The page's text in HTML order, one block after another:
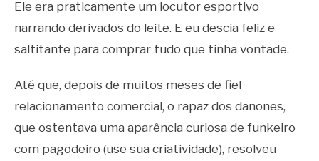
Ele era praticamente um locutor esportivo
narrando derivados do leite. E eu descia feliz e
saltitante para comprar tudo que tinha vontade.
Até que, depois de muitos meses de fiel
relacionamento comercial, o rapaz dos danones,
que ostentava uma aparência curiosa de funkeiro
com pagodeiro (use sua criatividade), resolveu